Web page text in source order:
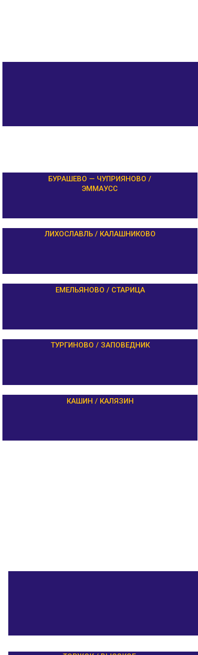
ЛИХОСЛАВЛЬ / КАЛАШНИКОВО
ЕМЕЛЬЯНОВО / СТАРИЦА
ТУРГИНОВО / ЗАПОВЕДНИК
КАШИН / КАЛЯЗИН
БУРАШЕВО — ЧУПРИЯНОВО /
ЭММАУСС